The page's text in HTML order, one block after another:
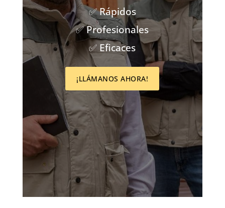
✅ Rápidos
✅ Profesionales
✅ Eficaces
¡LLÁMANOS AHORA!